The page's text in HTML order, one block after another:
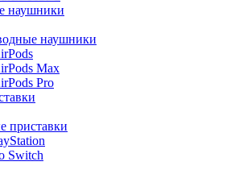
наушники
наушники
Max
Pro
приставки
Switch